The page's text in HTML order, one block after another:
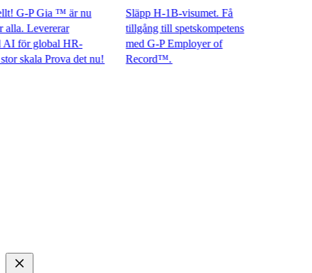
P Gia ™ är nu
Levererar
global HR-
Prova det nu!​​
Släpp H-1B-visumet. Få
tillgång till spetskompetens
med G-P Employer of
Record™.​​